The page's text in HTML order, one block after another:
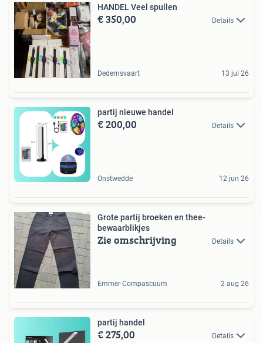
HANDEL Veel spullen
€ 350,00 Details
Dedemsvaart 13 jul 26
partij nieuwe handel
€ 200,00 Details
Onstwedde 12 jun 26
Grote partij broeken en thee-
bewaarblikjes
Zie omschrijving Details
Emmer-Compascuum 2 aug 26
partij handel
€ 275,00 Details